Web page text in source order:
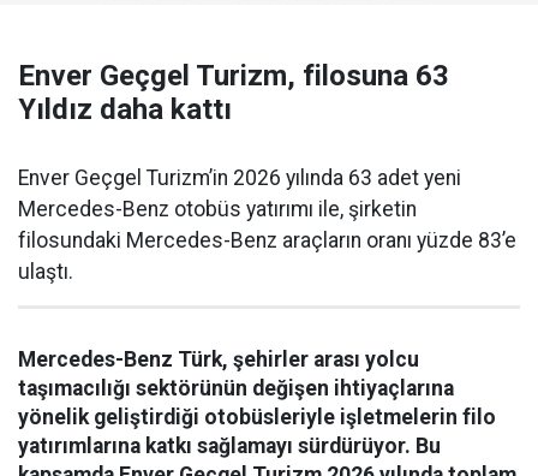
Enver Geçgel Turizm, filosuna 63
Yıldız daha kattı
Enver Geçgel Turizm’in 2026 yılında 63 adet yeni
Mercedes-Benz otobüs yatırımı ile, şirketin
filosundaki Mercedes-Benz araçların oranı yüzde 83’e
ulaştı.
Mercedes-Benz Türk, şehirler arası yolcu
taşımacılığı sektörünün değişen ihtiyaçlarına
yönelik geliştirdiği otobüsleriyle işletmelerin filo
yatırımlarına katkı sağlamayı sürdürüyor. Bu